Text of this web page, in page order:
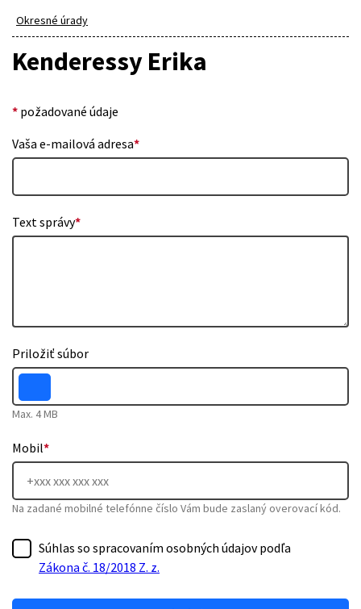
Okresné úrady
Kenderessy Erika
* požadované údaje
Vaša e-mailová adresa*
Text správy*
Priložiť súbor
Max. 4 MB
Mobil*
Na zadané mobilné telefónne číslo Vám bude zaslaný overovací kód.
Súhlas so spracovaním osobných údajov podľa
Zákona č. 18/2018 Z. z.